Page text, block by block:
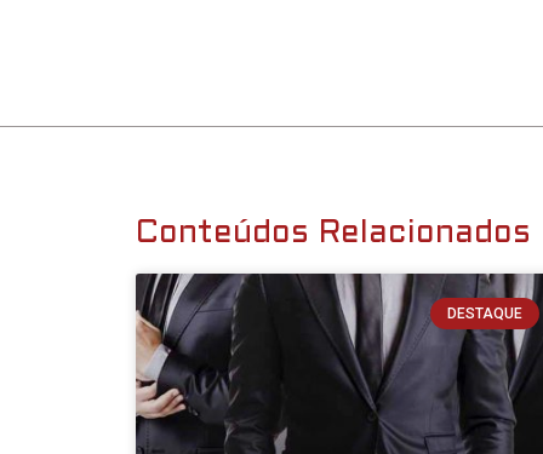
Conteúdos Relacionados
DESTAQUE